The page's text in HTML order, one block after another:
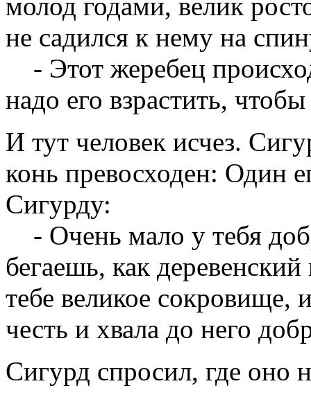
не садился к нему на
- Этот жеребец
надо его взрастить,
И тут человек исчез.
конь превосходен: Один
Сигурду:
- Очень мало у тебя
бегаешь, как
тебе великое сокровище,
честь и хвала до него
Сигурд спросил, где оно